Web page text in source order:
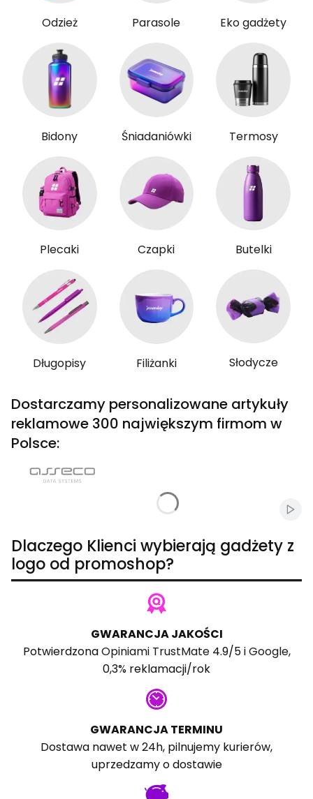
Odzież Parasole Eko gadżety
Bidony Śniadaniówki Termosy
Plecaki Czapki Butelki
Długopisy Filiżanki Słodycze
Dostarczamy personalizowane artykuły
reklamowe 300 największym firmom w
Polsce:
Dlaczego Klienci wybierają gadżety z
logo od promoshop?
GWARANCJA JAKOŚCI
PotwierdzonaOpiniami TrustMate4.9/5 iGoogle,
0,3% reklamacji/rok
GWARANCJA TERMINU
Dostawa nawet w 24h, pilnujemy kurierów,
uprzedzamy o dostawie